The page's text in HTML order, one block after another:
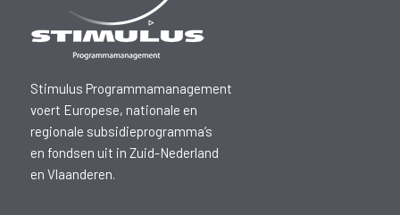
Stimulus Programmamanagement
voert Europese, nationale en
regionale subsidieprogramma’s
en fondsen uit in Zuid-Nederland
en Vlaanderen.